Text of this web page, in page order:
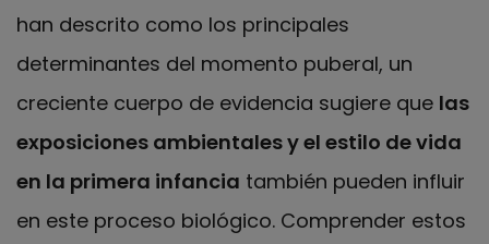
han descrito como los principales
determinantes del momento puberal, un
creciente cuerpo de evidencia sugiere que las
exposiciones ambientales y el estilo de vida
en la primera infancia también pueden influir
en este proceso biológico. Comprender estos